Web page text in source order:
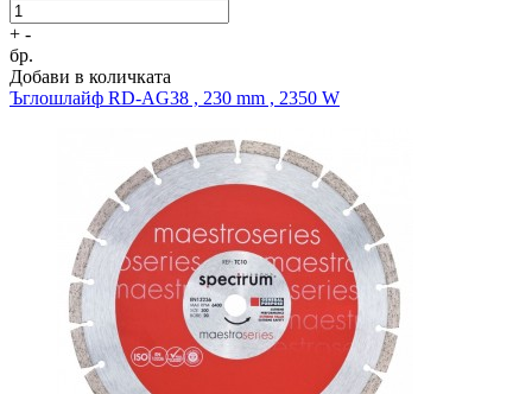
+ -
бр.
Добави в количката
Ъглошлайф RD-AG38 , 230 mm , 2350 W